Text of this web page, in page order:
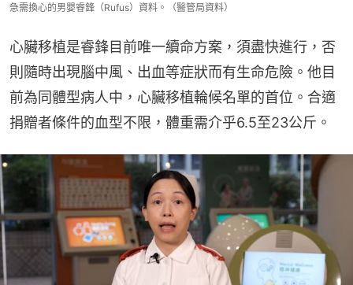
急需換心的男嬰睿鋒（Rufus）資料。（醫管局資料）
心臟移植是睿鋒目前唯一續命方案，須盡快進行，否
則隨時出現腦中風、出血等症狀而有生命危險。他目
前為同體型病人中，心臟移植輪候名單的首位。合適
捐贈者條件的血型不限，體重需介乎6.5至23公斤。